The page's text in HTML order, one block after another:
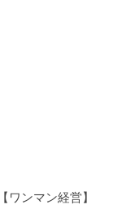
ワンマン経営】